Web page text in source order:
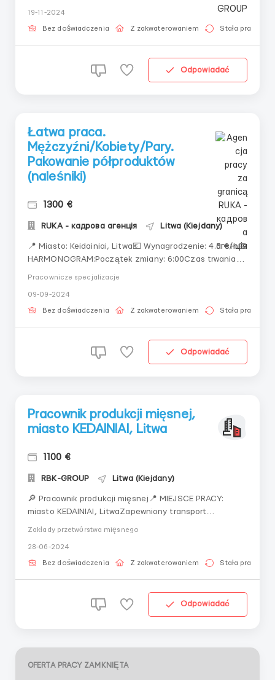
zakwaterowanie i transport po mieście. Wymagania:
Mężczyźni 20-55 lat Wiza, karta pobytu, biometryka
19-11-2024
Bez doświadczenia Z zakwaterowaniem Stała praca
Odpowiadać
Łatwa praca.
Mężczyźni/Kobiety/Pary.
Pakowanie półproduktów
(naleśniki)
1300 €
RUKA - кадрова агенція Litwa (Kiejdany)
📍 Miasto: Keidainiai, Litwa💶 Wynagrodzenie: 4.5 €/h📅
HARMONOGRAM:Początek zmiany: 6:00Czas trwania
dziennie4 dni pracy, 2 dni wolneNie ma zmian
nocnychMożliwość wzięcia dodatkowej zmiany w dzień
Pracownicze specjalizacje
09-09-2024
Bez doświadczenia Z zakwaterowaniem Stała praca
Odpowiadać
Pracownik produkcji mięsnej,
miasto KEDAINIAI, Litwa
1100 €
RBK-GROUP Litwa (Kiejdany)
🔎 Pracownik produkcji mięsnej📍 MIEJSCE PRACY:
miasto KEDAINIAI, LitwaZapewniony transport
pracowników do pracy w mieście KEDAINIAI (autobus
agrofirma” produkuje kiełbasy, wyroby suszone, mięso
gotowe📌 WYMAGANIA:- M/K/pary w wieku 20-55 lat-
Zakłady przetwórstwa mięsnego
28-06-2024
Bez doświadczenia Z zakwaterowaniem Stała praca
Odpowiadać
OFERTA PRACY ZAMKNIĘTA